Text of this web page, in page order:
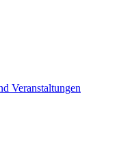
Veranstaltungen